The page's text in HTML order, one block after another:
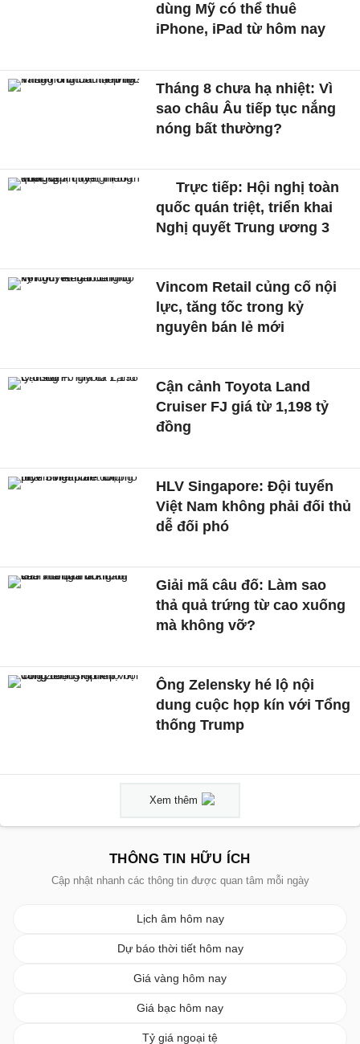
dùng Mỹ có thể thuê
iPhone, iPad từ hôm nay
Tháng 8 chưa hạ nhiệt: Vì
sao châu Âu tiếp tục nắng
nóng bất thường?
Trực tiếp: Hội nghị toàn
quốc quán triệt, triển khai
Nghị quyết Trung ương 3
Vincom Retail củng cố nội
lực, tăng tốc trong kỷ
nguyên bán lẻ mới
Cận cảnh Toyota Land
Cruiser FJ giá từ 1,198 tỷ
đồng
HLV Singapore: Đội tuyển
Việt Nam không phải đối thủ
dễ đối phó
Giải mã câu đố: Làm sao
thả quả trứng từ cao xuống
mà không vỡ?
Ông Zelensky hé lộ nội
dung cuộc họp kín với Tổng
thống Trump
Xem thêm
THÔNG TIN HỮU ÍCH
Cập nhật nhanh các thông tin được quan tâm mỗi ngày
Lịch âm hôm nay
Dự báo thời tiết hôm nay
Giá vàng hôm nay
Giá bạc hôm nay
Tỷ giá ngoại tệ